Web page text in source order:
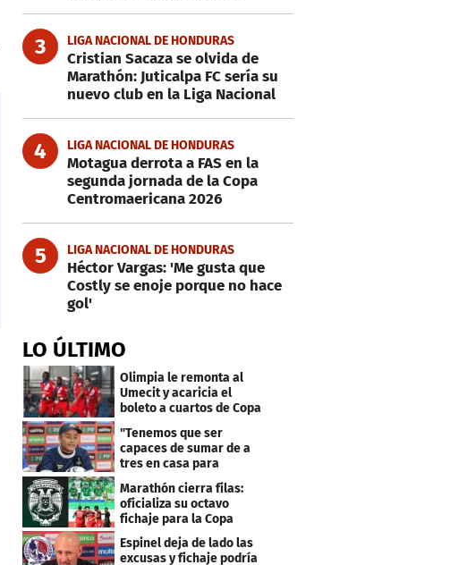
3 LIGA NACIONAL DE HONDURAS
Cristian Sacaza se olvida de
Marathón: Juticalpa FC sería su
nuevo club en la Liga Nacional
4 LIGA NACIONAL DE HONDURAS
Motagua derrota a FAS en la
segunda jornada de la Copa
Centromaericana 2026
5 LIGA NACIONAL DE HONDURAS
Héctor Vargas: 'Me gusta que
Costly se enoje porque no hace
gol'
LO ÚLTIMO
Olimpia le remonta al
Umecit y acaricia el
boleto a cuartos de Copa
"Tenemos que ser
capaces de sumar de a
tres en casa para
asegurar la
clasificación"
Marathón cierra filas:
oficializa su octavo
fichaje para la Copa
Centroamericana
Espinel deja de lado las
excusas y fichaje podría